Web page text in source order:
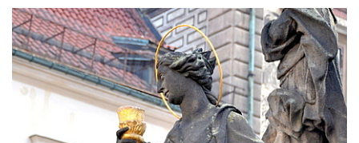
Sloup se sochou Krista Salvátora v
Jablonném v Podještědí
Sloup Nejsvětější Trojice u zámečku Pachtů
z Rájova v Jablonném v Podještědí
Sloup se sochou svatého Vavřince v
Jiřetíně pod Jedlovou